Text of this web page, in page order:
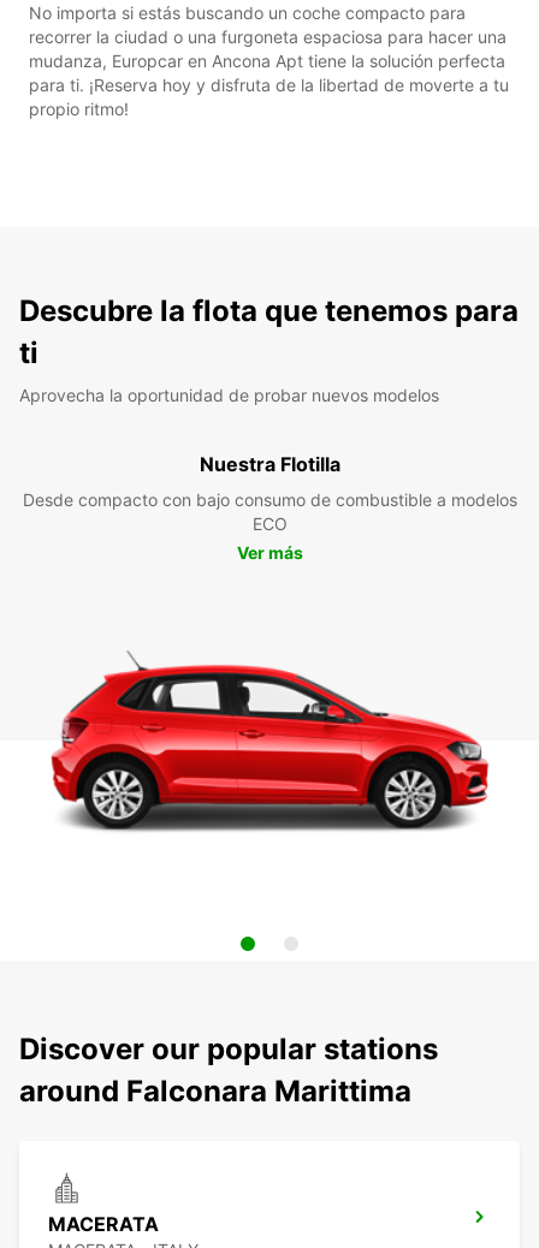
No importa si estás buscando un coche compacto para
recorrer la ciudad o una furgoneta espaciosa para hacer una
mudanza, Europcar en Ancona Apt tiene la solución perfecta
para ti. ¡Reserva hoy y disfruta de la libertad de moverte a tu
propio ritmo!
Descubre la flota que tenemos para
ti
Aprovecha la oportunidad de probar nuevos modelos
Nuestra Flotilla
Desde compacto con bajo consumo de combustible a modelos
ECO
Ver más
Discover our popular stations
around Falconara Marittima
MACERATA